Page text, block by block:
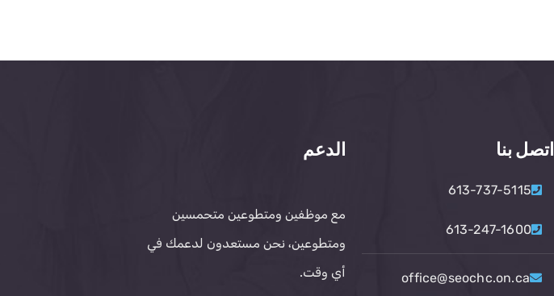
اتصل بنا
613-737-5115
613-247-1600
office@seochc.on.ca
الدعم
مع موظفين ومتطوعين متحمسين
ومتطوعين، نحن مستعدون لدعمك في
أي وقت.